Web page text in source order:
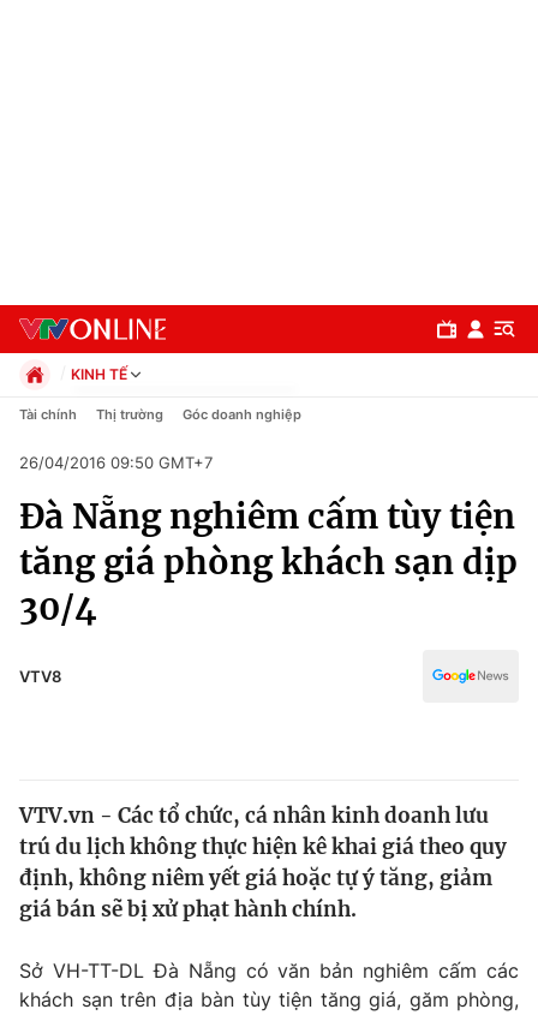
Chuyên mục
Chính trị
Xã hội
Pháp luật
Thế giới
Tin tức
Thế giới đó đây
Câu chuyện quốc tế
Kinh tế
Thị trường
Dữ liệu và đời sống
KINH TẾ
Chính trị
Pháp luật
Kinh tế
Thể thao
Truyền hình
Văn hóa - Giải trí
Y tế
Tài chính Thị trường Góc doanh nghiệp
26/04/2016 09:50 GMT+7
Đà Nẵng nghiêm cấm tùy tiện
tăng giá phòng khách sạn dịp
30/4
VTV8
VTV.vn - Các tổ chức, cá nhân kinh doanh lưu
trú du lịch không thực hiện kê khai giá theo quy
định, không niêm yết giá hoặc tự ý tăng, giảm
giá bán sẽ bị xử phạt hành chính.
Sở VH-TT-DL Đà Nẵng có văn bản nghiêm cấm các
khách sạn trên địa bàn tùy tiện tăng giá, găm phòng,